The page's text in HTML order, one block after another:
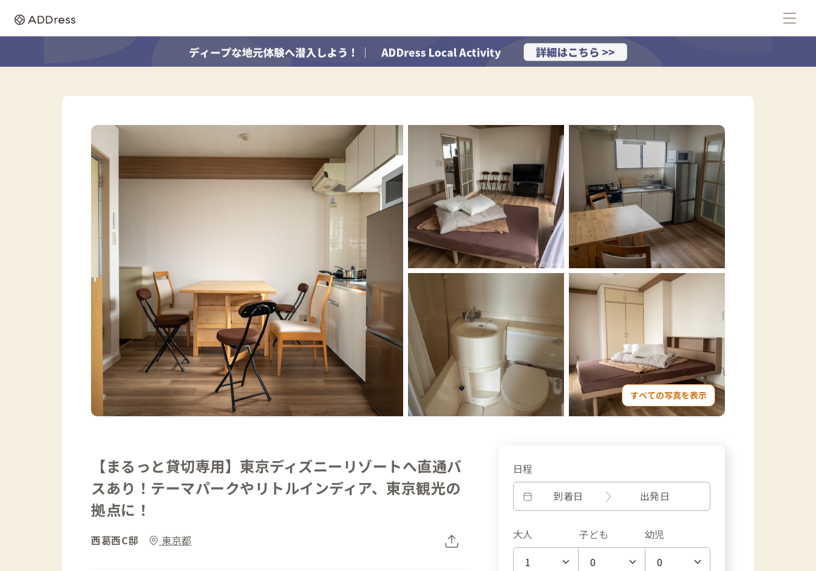
すべての写真を表示
【まるっと貸切専用】東京ディズニーリゾートへ直通バ
スあり！テーマパークやリトルインディア、東京観光の
拠点に！
西葛西C邸 東京都
日程
到着日
出発日
大人 子ども 幼児